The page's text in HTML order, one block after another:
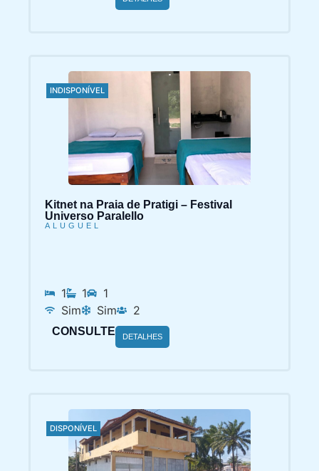
INDISPONÍVEL
Kitnet na Praia de Pratigi – Festival
Universo Paralello
ALUGUEL
1 1
1
Sim
Sim 2
CONSULTE DETALHES
DISPONÍVEL